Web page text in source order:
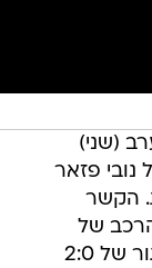
(שני)
גדול עם מהפך מרשים ב-3:4 על נובי פזאר
הסרבית. הקשר
של
הקבוצה מבלגרד, וסייע לה לחזור מפיגור של 2:0